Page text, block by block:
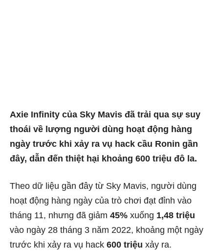
Axie Infinity của Sky Mavis đã trải qua sự suy
thoái về lượng người dùng hoạt động hàng
ngày trước khi xảy ra vụ hack cầu Ronin gần
đây, dẫn đến thiệt hại khoảng 600 triệu đô la.
Theo dữ liệu gần đây từ Sky Mavis, người dùng
hoạt động hàng ngày của trò chơi đạt đỉnh vào
tháng 11, nhưng đã giảm 45% xuống 1,48 triệu
vào ngày 28 tháng 3 năm 2022, khoảng một ngày
trước khi xảy ra vụ hack 600 triệu xảy ra.